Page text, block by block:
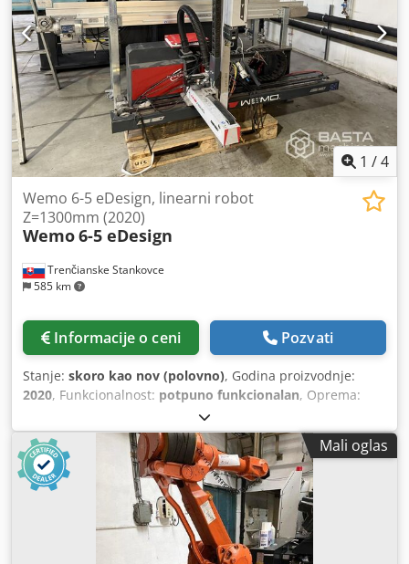
1 /4
Trenčianske Stankovce
585 km
Wemo 6-5 eDesign, linearni robot
Z=1300mm (2020)
Wemo6-5 eDesign
Informacije o ceni Pozvati
Stanje: skoro kao nov (polovno), Godina proizvodnje:
2020, Funkcionalnost: potpuno funkcionalan, Oprema:
, Broj osovina: 3 Cedpfx Amex
Urvtsvjrf Domet: 1300 mm Nosivost: 4 kg X = 300 mm Y =
1000 mm Z = 1300 mm
Mali oglas